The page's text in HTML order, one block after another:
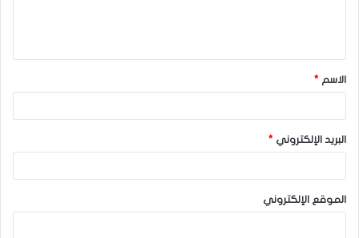
ق
*
الاسم *
البريد الإلكتروني *
الموقع الإلكتروني